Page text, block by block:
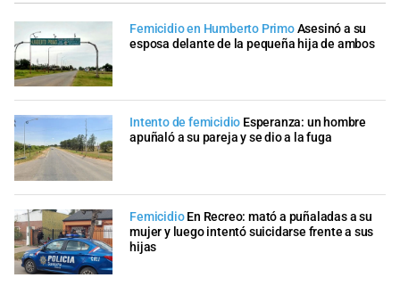
Femicidio en Humberto PrimoAsesinó a su
esposa delante de la pequeña hija de ambos
Intento de femicidio Esperanza: un hombre
apuñaló a su pareja y se dio a la fuga
Femicidio En Recreo: mató a puñaladas a su
mujer y luego intentó suicidarse frente a sus
hijas